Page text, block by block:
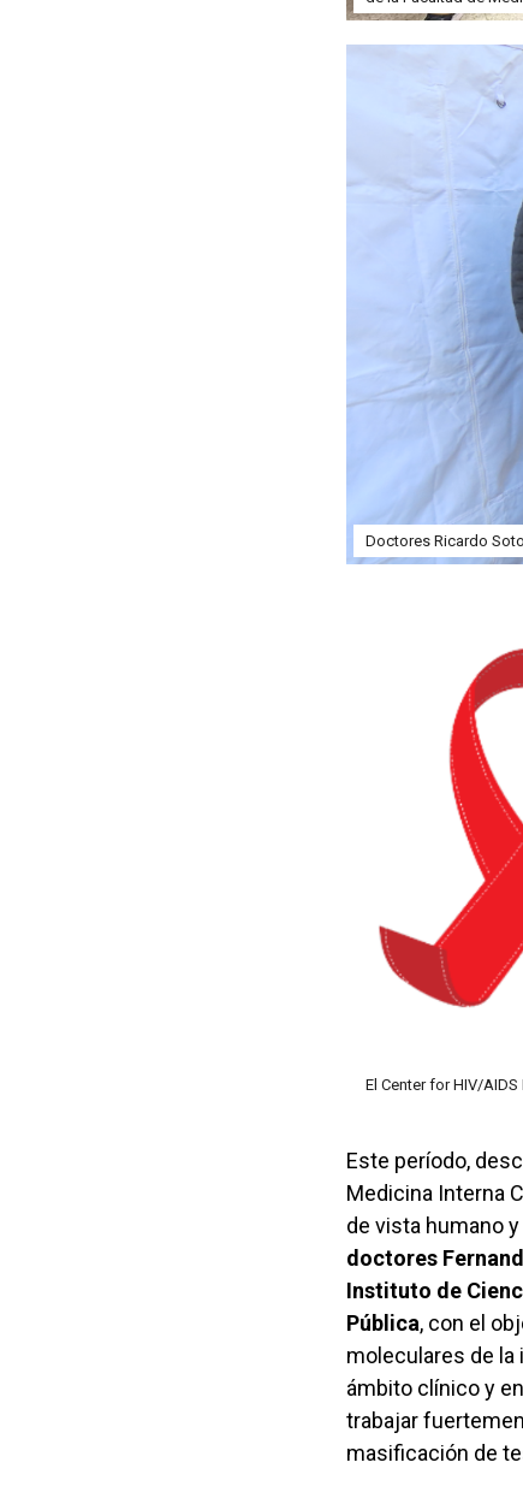
Doctores Ricardo
El Center for HIV/
Este período,
Medicina Interna
de vista humano
doctores
Instituto de
Pública, con el
moleculares de la
ámbito clínico y
trabajar
masificación de